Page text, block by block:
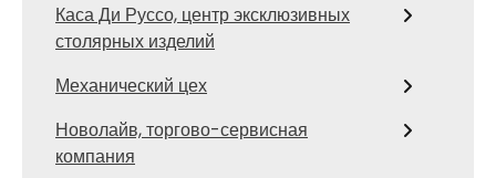
Каса Ди Руссо, центр эксклюзивных
столярных изделий
Механический цех
Новолайв, торгово-сервисная
компания